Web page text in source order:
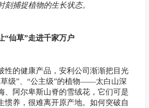
刻捕捉植物的生长状态。
“仙草”走进千家万户
性的健康产品，安利公司渐渐把目光
级”、“公主级”的植物——太白山深
、阿尔卑斯山脊的雪绒花，它们可是
惯养，很难离开原产地。如何突破自